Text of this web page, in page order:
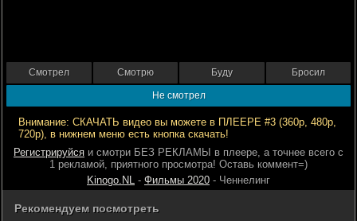
Смотрел Смотрю Буду Бросил
Не смотрел
Внимание: СКАЧАТЬ видео вы можете в ПЛЕЕРЕ #3 (360р, 480р,
720р), в нижнем меню есть кнопка скачать!
Регистрируйся и смотри БЕЗ РЕКЛАМЫ в плеере, а точнее всего с
1 рекламой, приятного просмотра! Оставь коммент=)
Kinogo.NL - Фильмы 2020 - Ченнелинг
Рекомендуем посмотреть